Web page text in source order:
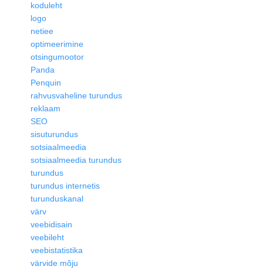
koduleht
logo
netiee
optimeerimine
otsingumootor
Panda
Penquin
rahvusvaheline turundus
reklaam
SEO
sisuturundus
sotsiaalmeedia
sotsiaalmeedia turundus
turundus
turundus internetis
turunduskanal
värv
veebidisain
veebileht
veebistatistika
värvide mõju